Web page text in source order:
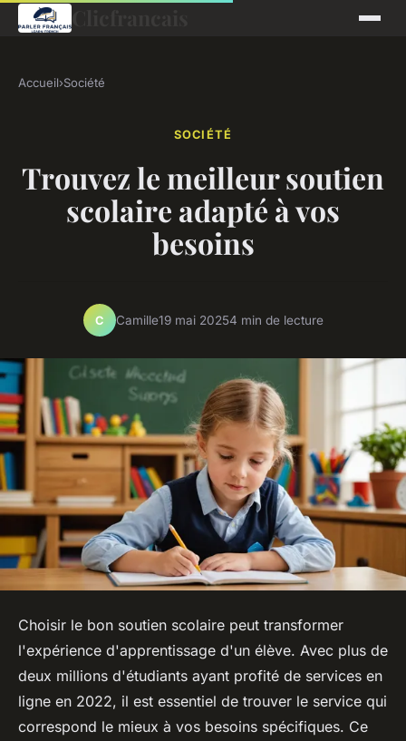
Clicfrancais
Accueil›Société
SOCIÉTÉ
Trouvez le meilleur soutien
scolaire adapté à vos
besoins
C Camille19 mai 20254 min de lecture
Choisir le bon soutien scolaire peut transformer
l'expérience d'apprentissage d'un élève. Avec plus de
deux millions d'étudiants ayant profité de services en
ligne en 2022, il est essentiel de trouver le service qui
correspond le mieux à vos besoins spécifiques. Ce